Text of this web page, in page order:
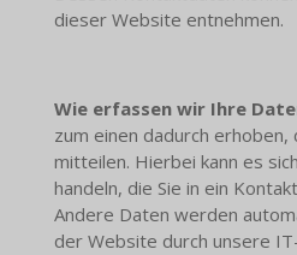
dieser Website entnehmen.
Wie erfassen wir Ihre
zum einen dadurch erhoben,
mitteilen. Hierbei kann es
handeln, die Sie in ein
Andere Daten werden
der Website durch unsere